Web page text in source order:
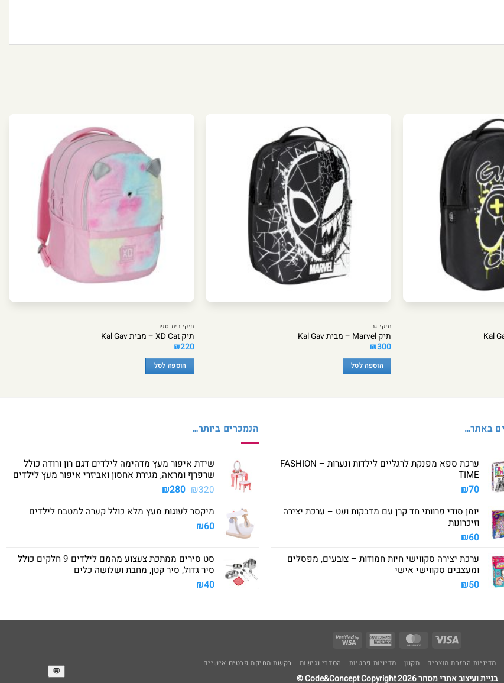
תיקי גב
תיק Marvel – מבית Kal Gav
₪300
הוספה לסל
תיקי בית ספר
תיק XD Cat – מבית Kal Gav
₪220
הוספה לסל
באתר…
ערכת ספא מפנקת לרגליים לילדות ונערות – FASHION
TIME
₪70
יומן סודי פרוותי חד קרן עם מדבקות ועט – ערכת יצירה
וזיכרונות
₪60
ערכת יצירה סקווישי חיות חמודות – צובעים, מפסלים
ומעצבים סקווישי אישי
₪50
הנמכרים ביותר…
שידת איפור מעץ מדהימה לילדים דגם רון ורודה כולל
שרפרף ומראה, מגירת אחסון ואביזרי איפור מעץ לילדים
₪320
המחיר
היה:
₪280 המחיר
הוא:
מיקסר לעוגות מעץ מלא כולל קערה למטבח לילדים
₪60
סט סירים ממתכת צעצוע מהמם לילדים 9 חלקים כולל
סיר גדול, סיר קטן, מחבת ושלושה כלים
₪40
Visa
MasterCard
American
Visa
מדיניות החזרת מוצרים תקנון מדיניות פרטיות הסדרי נגישות בקשת מחיקת פרטים אישיים
בניית ועיצוב אתרי מסחר Code&Concept Copyright 2026 ©